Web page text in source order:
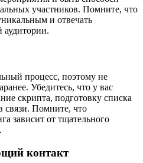
участников. Помните, что
и отвечать
аудитории.
процесс, поэтому не
Убедитесь, что у вас
скрипта, подготовку списка
связи. Помните, что
зависит от тщательного
контакт